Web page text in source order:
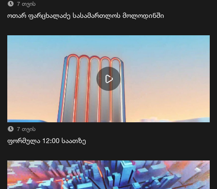
7 თვის
ოთარ ფარცხალაძე სასამართლოს მოლოდინში
7 თვის
ფორმულა 12:00 საათზე